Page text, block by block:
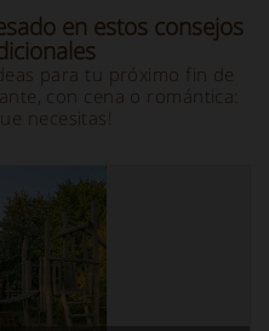
en estos consejos
para tu próximo fin de
con cena o romántica:
necesitas!